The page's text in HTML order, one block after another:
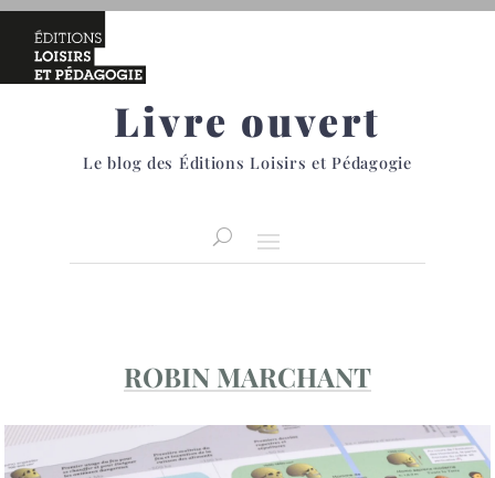
Livre ouvert
Le blog des Éditions Loisirs et Pédagogie
ROBIN MARCHANT